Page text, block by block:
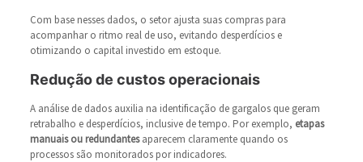
Com base nesses dados, o setor ajusta suas compras para
acompanhar o ritmo real de uso, evitando desperdícios e
otimizando o capital investido em estoque.
Redução de custos operacionais
A análise de dados auxilia na identificação de gargalos que geram
retrabalho e desperdícios, inclusive de tempo. Por exemplo, etapas
manuais ou redundantesaparecem claramente quando os
processos são monitorados por indicadores.